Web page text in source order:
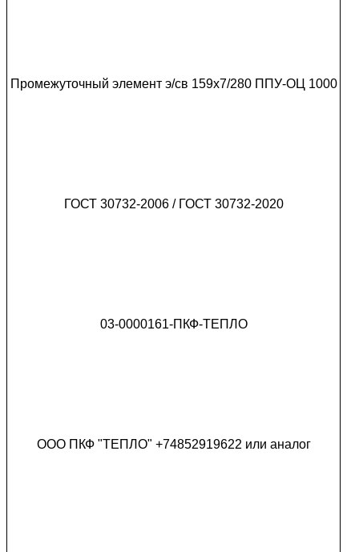
Промежуточный элемент э/св 159х7/280 ППУ-ОЦ 1000
ГОСТ 30732-2006 / ГОСТ 30732-2020
03-0000161-ПКФ-ТЕПЛО
ООО ПКФ "ТЕПЛО" +74852919622 или аналог